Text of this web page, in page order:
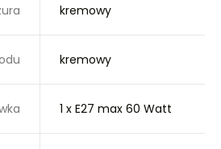
kremowy
kremowy
1 x E27 max 60 Watt